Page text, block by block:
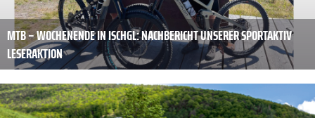
MTB – WOCHENENDE IN ISCHGL: NACHBERICHT UNSERER SPORTAKTIV
LESERAKTION